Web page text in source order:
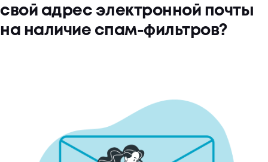
свой адрес электронной почты
на наличие спам-фильтров?